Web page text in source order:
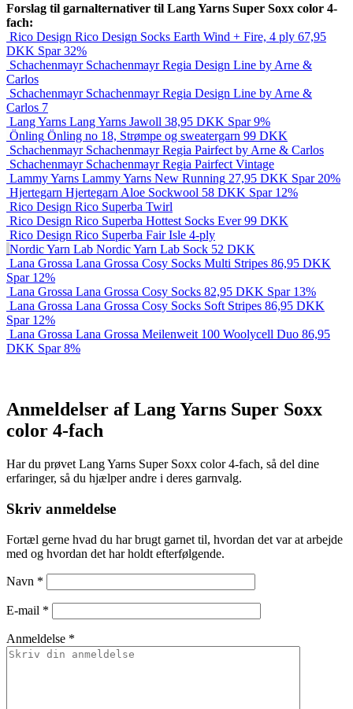
Forslag til garnalternativer til Lang Yarns Super Soxx color 4-
fach:
Rico Design Rico Design Socks Earth Wind + Fire, 4 ply 67,95
DKK Spar 32%
Schachenmayr Schachenmayr Regia Design Line by Arne &
Carlos
Schachenmayr Schachenmayr Regia Design Line by Arne &
Carlos 7
Lang Yarns Lang Yarns Jawoll 38,95 DKK Spar 9%
Önling Önling no 18, Strømpe og sweatergarn 99 DKK
Schachenmayr Schachenmayr Regia Pairfect by Arne & Carlos
Schachenmayr Schachenmayr Regia Pairfect Vintage
Lammy Yarns Lammy Yarns New Running 27,95 DKK Spar 20%
Hjertegarn Hjertegarn Aloe Sockwool 58 DKK Spar 12%
Rico Design Rico Superba Twirl
Rico Design Rico Superba Hottest Socks Ever 99 DKK
Rico Design Rico Superba Fair Isle 4-ply
Nordic Yarn Lab Nordic Yarn Lab Sock 52 DKK
Lana Grossa Lana Grossa Cosy Socks Multi Stripes 86,95 DKK
Spar 12%
Lana Grossa Lana Grossa Cosy Socks 82,95 DKK Spar 13%
Lana Grossa Lana Grossa Cosy Socks Soft Stripes 86,95 DKK
Spar 12%
Lana Grossa Lana Grossa Meilenweit 100 Woolycell Duo 86,95
DKK Spar 8%
Anmeldelser af Lang Yarns Super Soxx
color 4-fach
Har du prøvet Lang Yarns Super Soxx color 4-fach, så del dine
erfaringer, så du hjælper andre i deres garnvalg.
Skriv anmeldelse
Fortæl gerne hvad du har brugt garnet til, hvordan det var at arbejde
med og hvordan det har holdt efterfølgende.
Navn *
E-mail *
Anmeldelse *